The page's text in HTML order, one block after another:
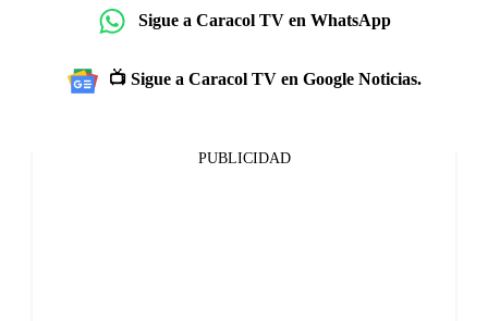
Sigue a Caracol TV en WhatsApp
📺 Sigue a Caracol TV en Google Noticias.
PUBLICIDAD